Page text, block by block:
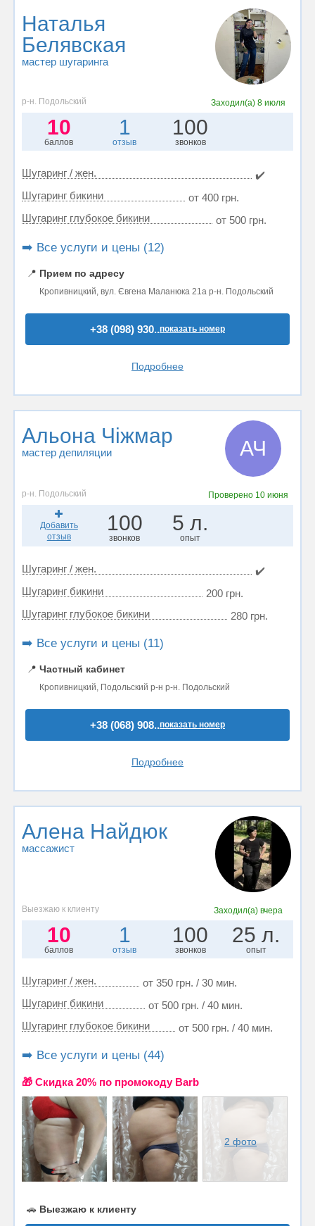
Наталья
Белявская
мастер шугаринга
р-н. Подольский Заходил(а) 8 июля
10
баллов
1
отзыв
100
звонков
Шугаринг / жен.
✔️
Шугаринг бикини
от 400 грн.
Шугаринг глубокое бикини
от 500 грн.
➡️ Все услуги и цены (12)
📍 Прием по адресу
Кропивницкий, вул. Євгена Маланюка 21а р-н. Подольский
+38 (098) 930..показать номер
Подробнее
Альона Чіжмар
мастер депиляции АЧ
р-н. Подольский Проверено 10 июня
Добавить
отзыв
100
звонков
5 л.
опыт
Шугаринг / жен.
✔️
Шугаринг бикини
200 грн.
Шугаринг глубокое бикини
280 грн.
➡️ Все услуги и цены (11)
📍 Частный кабинет
Кропивницкий, Подольский р-н р-н. Подольский
+38 (068) 908..показать номер
Подробнее
Алена Найдюк
массажист
Выезжаю к клиенту Заходил(а) вчера
10
баллов
1
отзыв
100
звонков
25 л.
опыт
Шугаринг / жен.
от 350 грн. / 30 мин.
Шугаринг бикини
от 500 грн. / 40 мин.
Шугаринг глубокое бикини
от 500 грн. / 40 мин.
➡️ Все услуги и цены (44)
🎁 Cкидка 20% по промокоду Barb
2 фото
🚗 Выезжаю к клиенту